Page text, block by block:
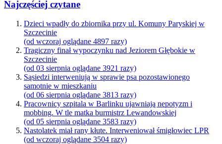
Najczęściej czytane
Dzieci wpadły do zbiornika przy ul. Komuny Paryskiej w
Szczecinie
(od wczoraj oglądane 4897 razy)
Tragiczny finał wypoczynku nad Jeziorem Głębokie w
Szczecinie
(od 03 sierpnia oglądane 3921 razy)
Sąsiedzi interweniują w sprawie psa pozostawionego
samotnie w mieszkaniu
(od 06 sierpnia oglądane 3813 razy)
Pracownicy szpitala w Barlinku ujawniają nepotyzm i
mobbing. W tle matka burmistrz Lewandowskiej
(od 05 sierpnia oglądane 3583 razy)
Nastolatek miał rany kłute. Interweniował śmigłowiec LPR
(od wczoraj oglądane 3504 razy)